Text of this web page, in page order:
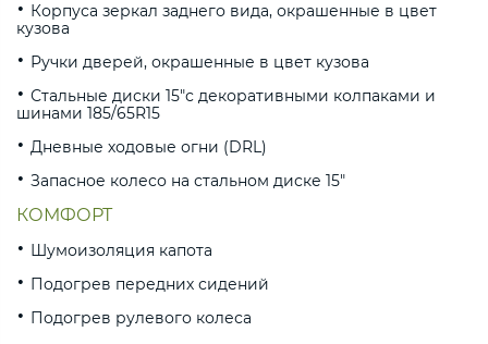
Корпуса зеркал заднего вида, окрашенные в цвет
кузова
Ручки дверей, окрашенные в цвет кузова
Стальные диски 15"с декоративными колпаками и
шинами 185/65R15
Дневные ходовые огни (DRL)
Запасное колесо на стальном диске 15"
КОМФОРТ
Шумоизоляция капота
Подогрев передних сидений
Подогрев рулевого колеса